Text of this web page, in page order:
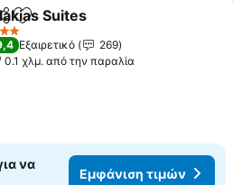
Προσθήκη στα αγαπημένα
Suites
Εξαιρετικό
269
0.1 χλμ. από την παραλία
να
Εμφάνιση τιμών